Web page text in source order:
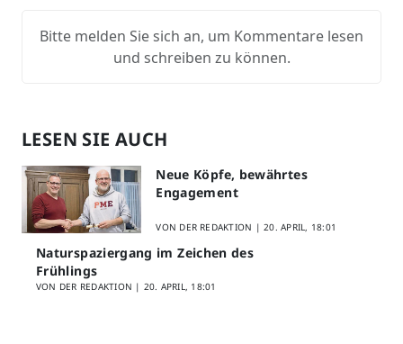
Bitte melden Sie sich an, um Kommentare lesen
und schreiben zu können.
LESEN SIE AUCH
Neue Köpfe, bewährtes
Engagement
VON DER REDAKTION |20. APRIL, 18:01
Naturspaziergang im Zeichen des
Frühlings
VON DER REDAKTION | 20. APRIL, 18:01